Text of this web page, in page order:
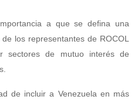
a que se defina una
los representantes de ROCOL
sectores de mutuo interés de
de incluir a Venezuela en más